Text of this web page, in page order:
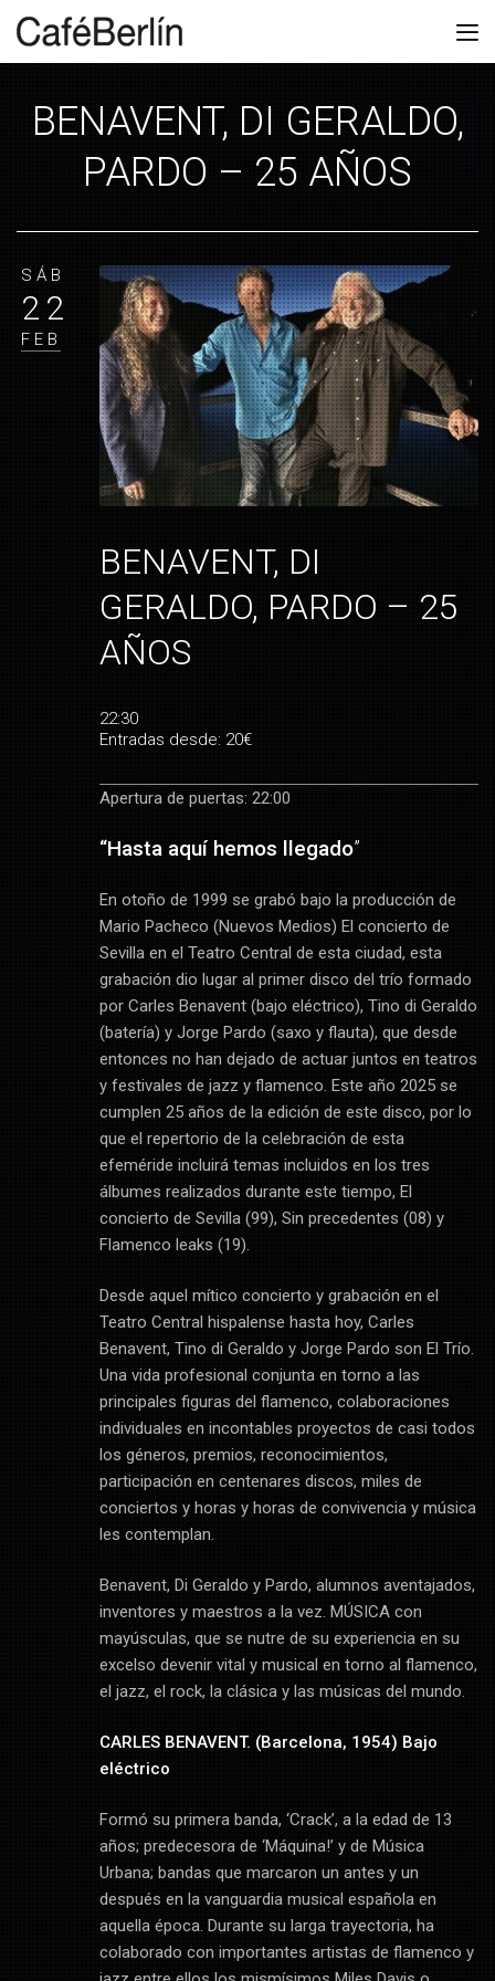
BENAVENT, DI GERALDO,
PARDO – 25 AÑOS
SÁB
22
FEB
BENAVENT, DI
GERALDO, PARDO – 25
AÑOS
22:30
Entradas desde: 20€
Apertura de puertas: 22:00
“Hasta aquí hemos llegado”
En otoño de 1999 se grabó bajo la producción de
Mario Pacheco (Nuevos Medios) El concierto de
Sevilla en el Teatro Central de esta ciudad, esta
grabación dio lugar al primer disco del trío formado
por Carles Benavent (bajo eléctrico), Tino di Geraldo
(batería) y Jorge Pardo (saxo y flauta), que desde
entonces no han dejado de actuar juntos en teatros
y festivales de jazz y flamenco. Este año 2025 se
cumplen 25 años de la edición de este disco, por lo
que el repertorio de la celebración de esta
efeméride incluirá temas incluidos en los tres
álbumes realizados durante este tiempo, El
concierto de Sevilla (99), Sin precedentes (08) y
Flamenco leaks (19).
Desde aquel mítico concierto y grabación en el
Teatro Central hispalense hasta hoy, Carles
Benavent, Tino di Geraldo y Jorge Pardo son El Trío.
Una vida profesional conjunta en torno a las
principales figuras del flamenco, colaboraciones
individuales en incontables proyectos de casi todos
los géneros, premios, reconocimientos,
participación en centenares discos, miles de
conciertos y horas y horas de convivencia y música
les contemplan.
Benavent, Di Geraldo y Pardo, alumnos aventajados,
inventores y maestros a la vez. MÚSICA con
mayúsculas, que se nutre de su experiencia en su
excelso devenir vital y musical en torno al flamenco,
el jazz, el rock, la clásica y las músicas del mundo.
CARLES BENAVENT. (Barcelona, 1954) Bajo
eléctrico
Formó su primera banda, ‘Crack’, a la edad de 13
años; predecesora de ‘Máquina!’ y de Música
Urbana; bandas que marcaron un antes y un
después en la vanguardia musical española en
aquella época. Durante su larga trayectoria, ha
colaborado con importantes artistas de flamenco y